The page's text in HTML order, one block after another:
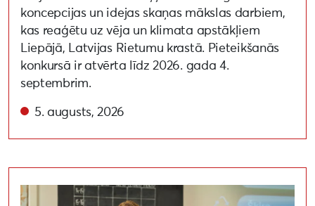
koncepcijas un idejas skaņas mākslas darbiem,
kas reaģētu uz vēja un klimata apstākļiem
Liepājā, Latvijas Rietumu krastā. Pieteikšanās
konkursā ir atvērta līdz 2026. gada 4.
septembrim.
5. augusts, 2026